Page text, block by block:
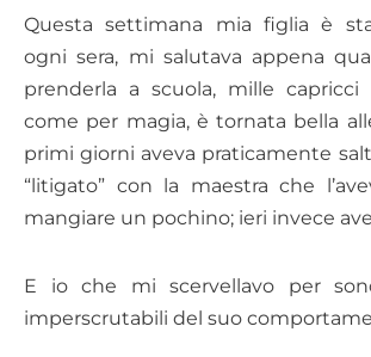
Questa settimana mia figlia è
ogni sera, mi salutava appena
prenderla a scuola, mille capricci
come per magia, è tornata bella
primi giorni aveva praticamente
“litigato” con la maestra che
mangiare un pochino; ieri invece
E io che mi scervellavo per
imperscrutabili del suo